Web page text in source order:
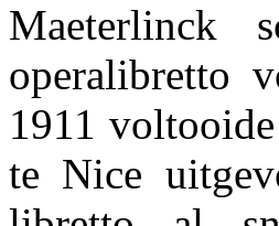
Maeterlinck
operalibretto
1911
te Nice